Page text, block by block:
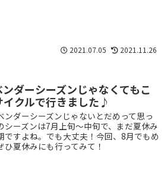
2021.07.05 2021.11.26
ンダーシーズンじゃなくてもこ
クルで行きました♪
ダーシーズンじゃないとだめって思っ
ーズンは7月上旬～中旬で、まだ夏休み
ですよね。でも大丈夫！今回、8月でもめ
夏休みにも行ってみて！